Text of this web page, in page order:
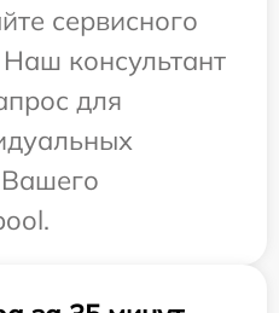
сервисного
консультант
для